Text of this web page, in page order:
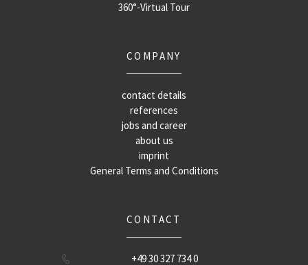
360°-Virtual Tour
COMPANY
contact details
references
jobs and career
about us
imprint
General Terms and Conditions
CONTACT
+49 30 327 734 0